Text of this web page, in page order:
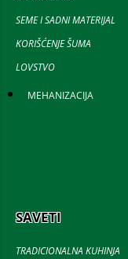
SEME I SADNI MATERIJAL
KORIŠĆENJE ŠUMA
LOVSTVO
MEHANIZACIJA
SAVETI
TRADICIONALNA KUHINJA